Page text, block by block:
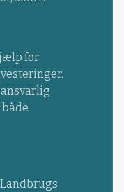
for
ansvarlig